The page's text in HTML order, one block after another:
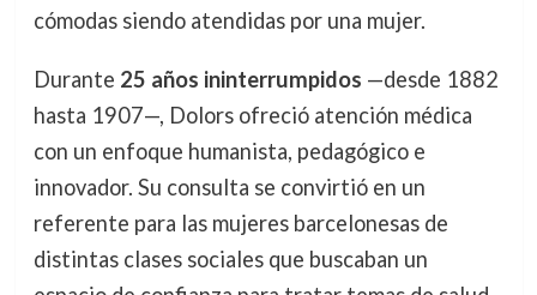
cómodas siendo atendidas por una mujer.
Durante 25 años ininterrumpidos —desde 1882
hasta 1907—, Dolors ofreció atención médica
con un enfoque humanista, pedagógico e
innovador. Su consulta se convirtió en un
referente para las mujeres barcelonesas de
distintas clases sociales que buscaban un